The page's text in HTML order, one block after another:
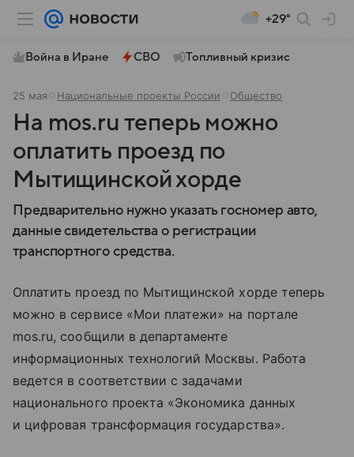
+29°
Война в Иране СВО Топливный кризис
25 мая Национальные проекты России Общество
На mos.ru теперь можно
оплатить проезд по
Мытищинской хорде
Предварительно нужно указать госномер авто,
данные свидетельства о регистрации
транспортного средства.
Оплатить проезд по Мытищинской хорде теперь
можно в сервисе «Мои платежи» на портале
mos.ru, сообщили в департаменте
информационных технологий Москвы. Работа
ведется в соответствии с задачами
национального проекта «Экономика данных
и цифровая трансформация государства».